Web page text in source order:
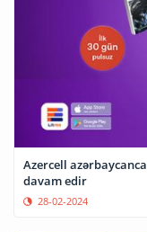
Azercell
davam edir
28-02-2024